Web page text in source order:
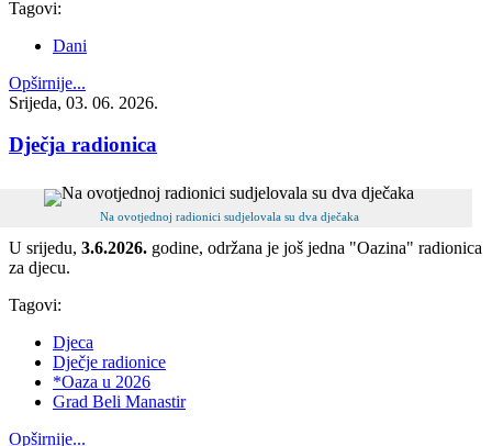
Tagovi:
Dani
Opširnije...
Srijeda, 03. 06. 2026.
Dječja radionica
Na ovotjednoj radionici sudjelovala su dva dječaka
U srijedu, 3.6.2026. godine, održana je još jedna "Oazina" radionica
za djecu.
Tagovi:
Djeca
Dječje radionice
*Oaza u 2026
Grad Beli Manastir
Opširnije...